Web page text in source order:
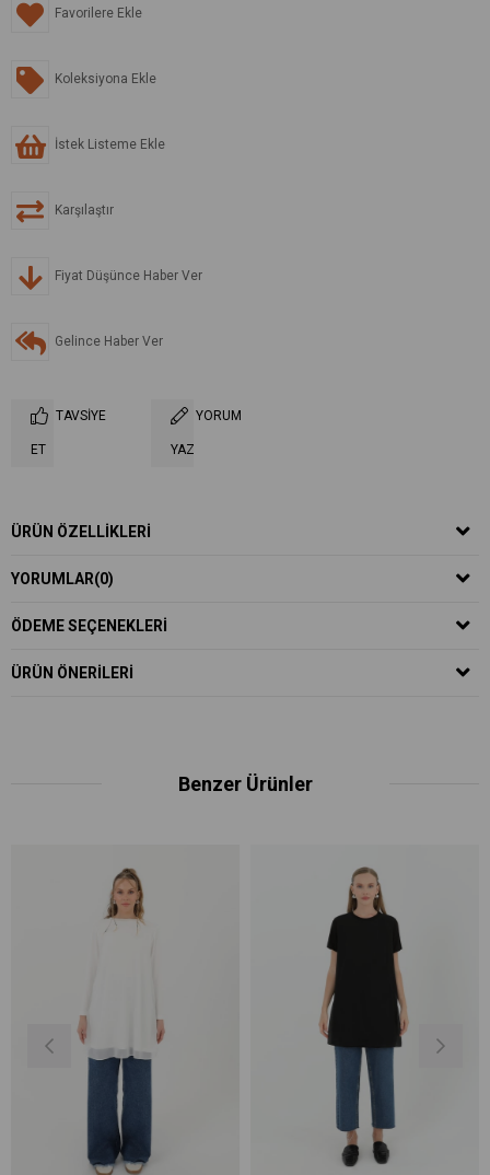
Favorilere Ekle
Koleksiyona Ekle
İstek Listeme Ekle
Karşılaştır
Fiyat Düşünce Haber Ver
Gelince Haber Ver
TAVSIYE
ET
YORUM
YAZ
ÜRÜN ÖZELLIKLERI
YORUMLAR(0)
ÖDEME SEÇENEKLERI
ÜRÜN ÖNERILERI
Benzer Ürünler